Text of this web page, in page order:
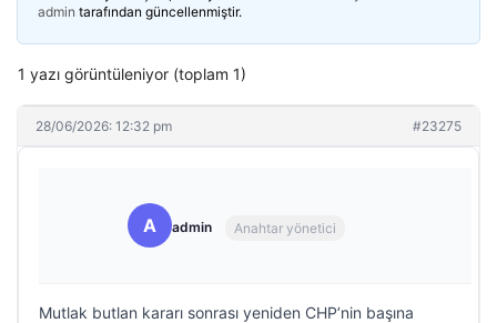
admin tarafından güncellenmiştir.
1 yazı görüntüleniyor (toplam 1)
28/06/2026: 12:32 pm #23275
A admin Anahtar yönetici
Mutlak butlan kararı sonrası yeniden CHP’nin başına